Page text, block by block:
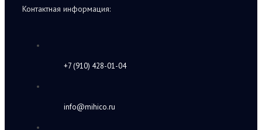
Контактная информация:
+7 (910) 428-01-04
info@mihico.ru